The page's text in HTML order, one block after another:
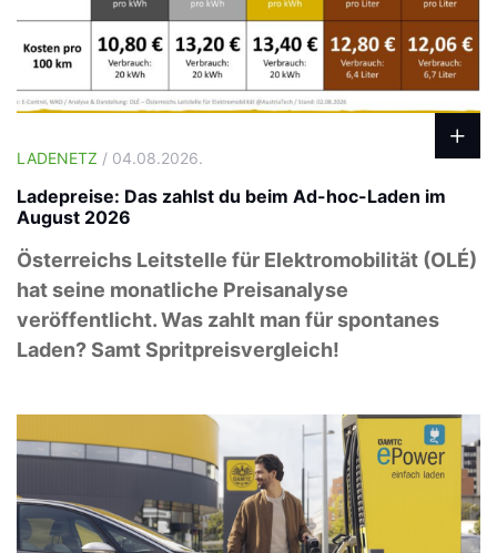
LADENETZ / 04.08.2026.
Ladepreise: Das zahlst du beim Ad-hoc-Laden im
August 2026
Österreichs Leitstelle für Elektromobilität (OLÉ)
hat seine monatliche Preisanalyse
veröffentlicht. Was zahlt man für spontanes
Laden? Samt Spritpreisvergleich!